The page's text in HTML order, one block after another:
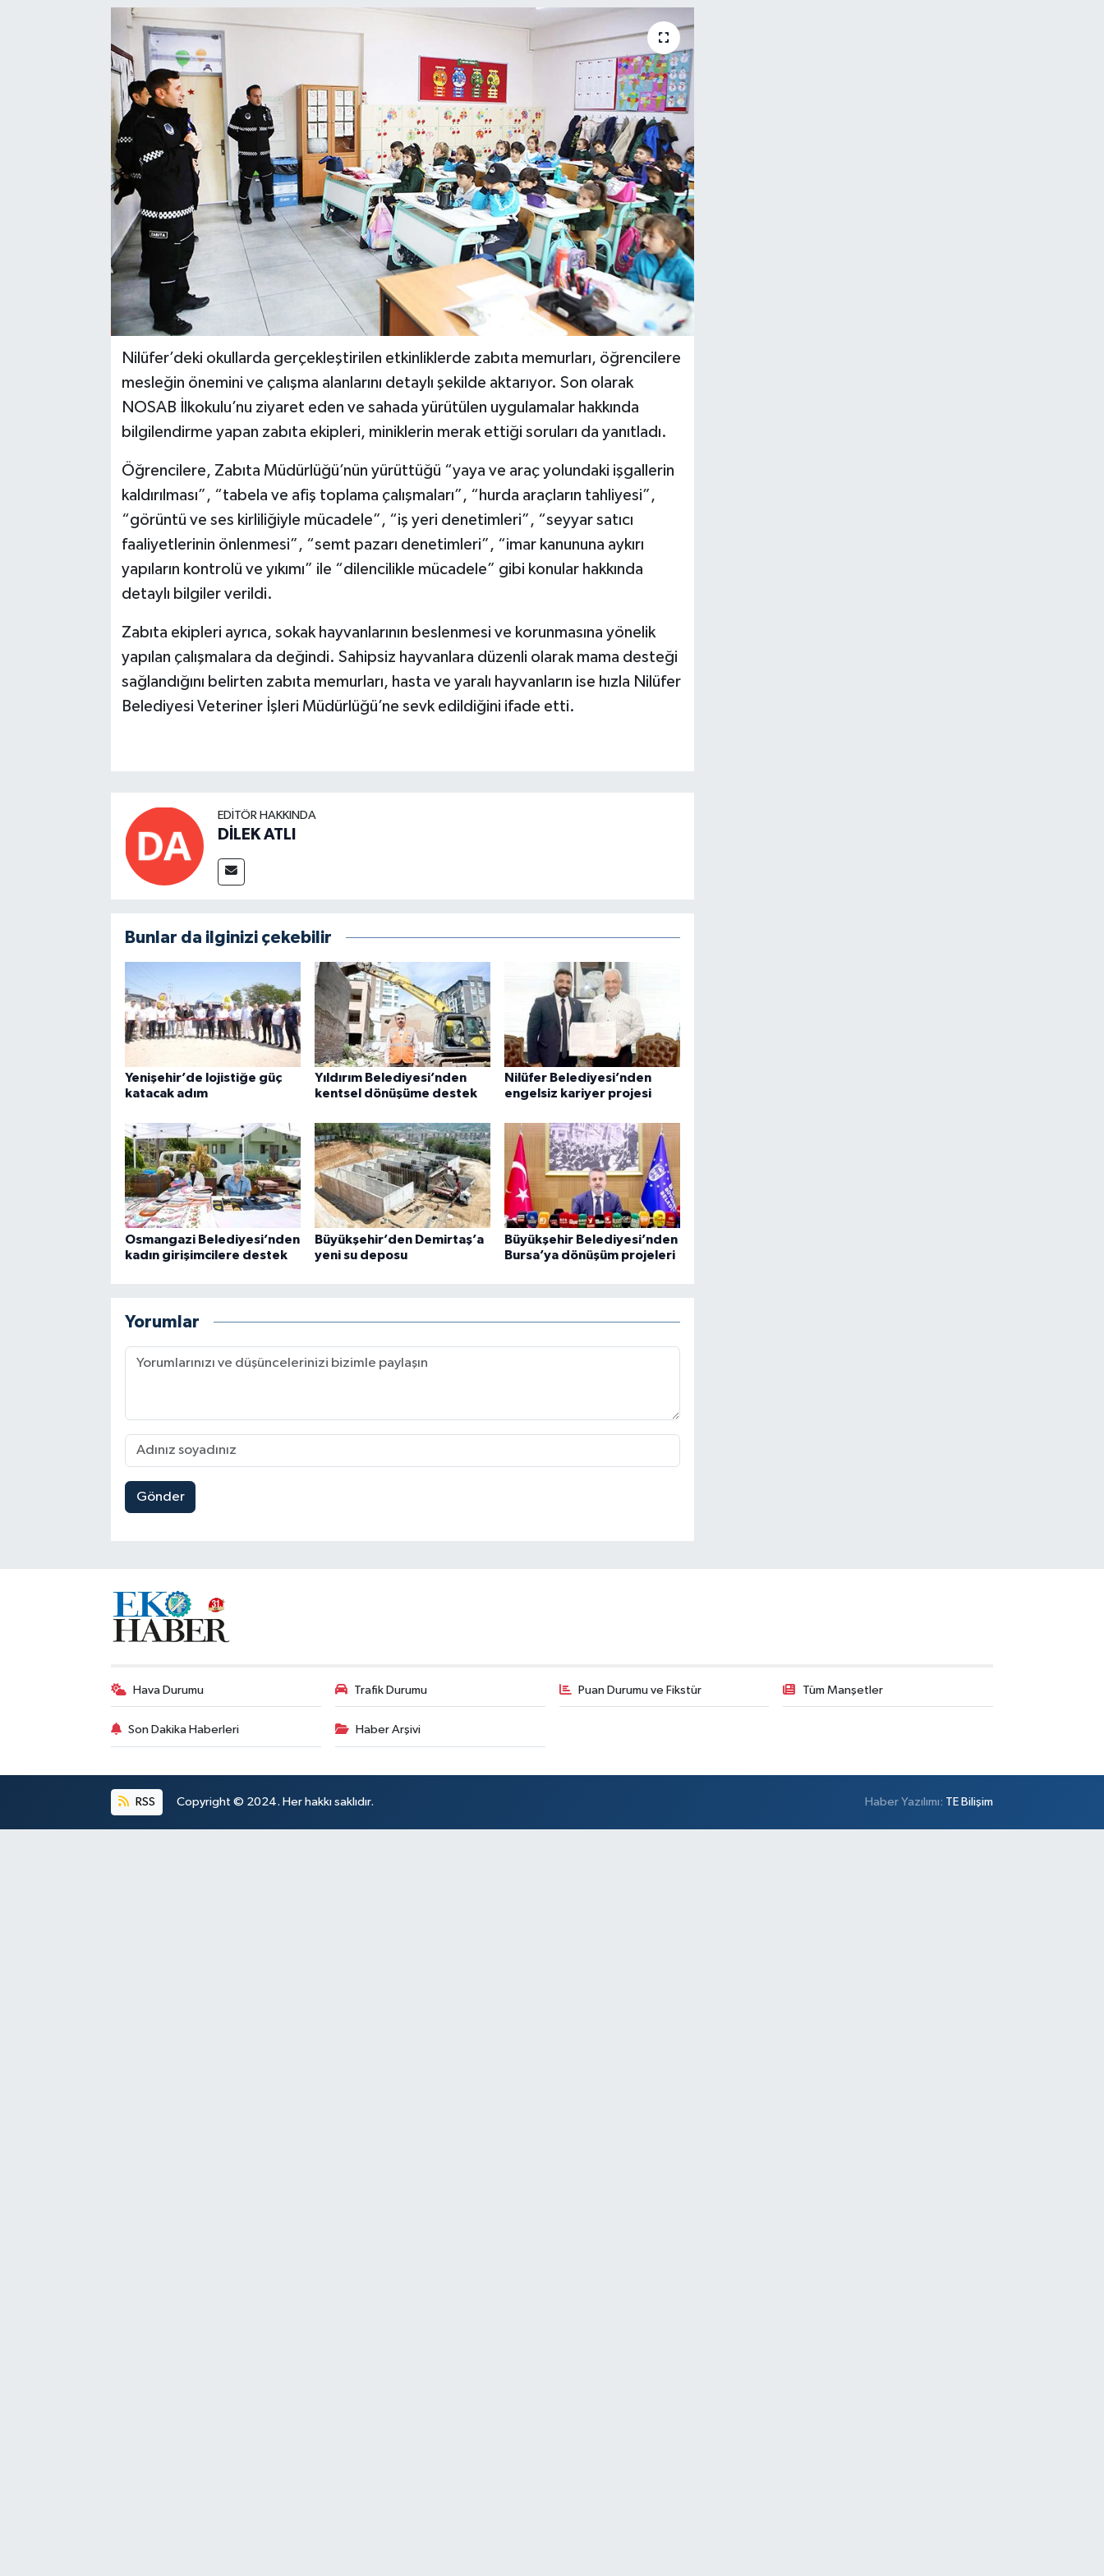
Nilüfer’deki okullarda gerçekleştirilen etkinliklerde zabıta memurları, öğrencilere
mesleğin önemini ve çalışma alanlarını detaylı şekilde aktarıyor. Son olarak
NOSAB İlkokulu’nu ziyaret eden ve sahada yürütülen uygulamalar hakkında
bilgilendirme yapan zabıta ekipleri, miniklerin merak ettiği soruları da yanıtladı.
Öğrencilere, Zabıta Müdürlüğü’nün yürüttüğü “yaya ve araç yolundaki işgallerin
kaldırılması”, “tabela ve afiş toplama çalışmaları”, “hurda araçların tahliyesi”,
“görüntü ve ses kirliliğiyle mücadele”, “iş yeri denetimleri”, “seyyar satıcı
faaliyetlerinin önlenmesi”, “semt pazarı denetimleri”, “imar kanununa aykırı
yapıların kontrolü ve yıkımı” ile “dilencilikle mücadele” gibi konular hakkında
detaylı bilgiler verildi.
Zabıta ekipleri ayrıca, sokak hayvanlarının beslenmesi ve korunmasına yönelik
yapılan çalışmalara da değindi. Sahipsiz hayvanlara düzenli olarak mama desteği
sağlandığını belirten zabıta memurları, hasta ve yaralı hayvanların ise hızla Nilüfer
Belediyesi Veteriner İşleri Müdürlüğü’ne sevk edildiğini ifade etti.
EDITÖR HAKKINDA
DİLEK ATLI
Bunlar da ilginizi çekebilir
Yenişehir’de lojistiğe güç
katacak adım
Yıldırım Belediyesi’nden
kentsel dönüşüme destek
Nilüfer Belediyesi’nden
engelsiz kariyer projesi
Osmangazi Belediyesi’nden
kadın girişimcilere destek
Büyükşehir’den Demirtaş’a
yeni su deposu
Büyükşehir Belediyesi’nden
Bursa’ya dönüşüm projeleri
Yorumlar
Gönder
Hava Durumu Trafik Durumu Puan Durumu ve Fikstür Tüm Manşetler
Son Dakika Haberleri Haber Arşivi
RSS Copyright © 2024. Her hakkı saklıdır. Haber Yazılımı: TE Bilişim